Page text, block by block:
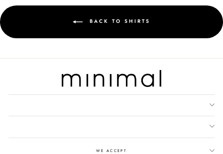
BACK TO SHIRTS
WE ACCEPT